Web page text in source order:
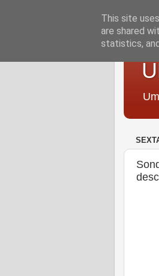
This site
are shared
statistics,